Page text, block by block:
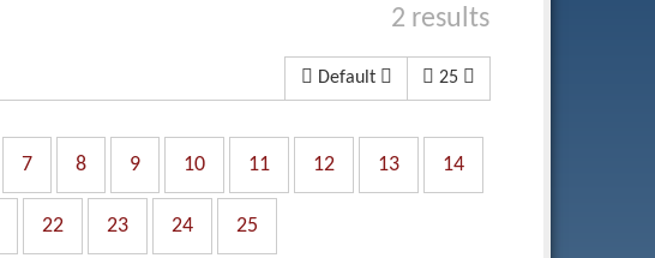
2 results
Default 25
7 8 9 10 11 12 13 14
22 23 24 25